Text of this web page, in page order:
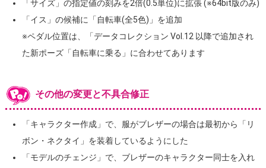
「サイズ」の指定値の刻みを2倍(0.5単位)に拡張 (※64bit版のみ)
「イス」の候補に「自転車(全5色)」を追加
※ペダル位置は、「データコレクション Vol.12 以降で追加され
た新ポーズ「自転車に乗る」に合わせてあります
その他の変更と不具合修正
「キャラクター作成」で、服がブレザーの場合は最初から「リ
ボン・ネクタイ」を装着しているようにした
「モデルのチェンジ」で、ブレザーのキャラクター同士を入れ